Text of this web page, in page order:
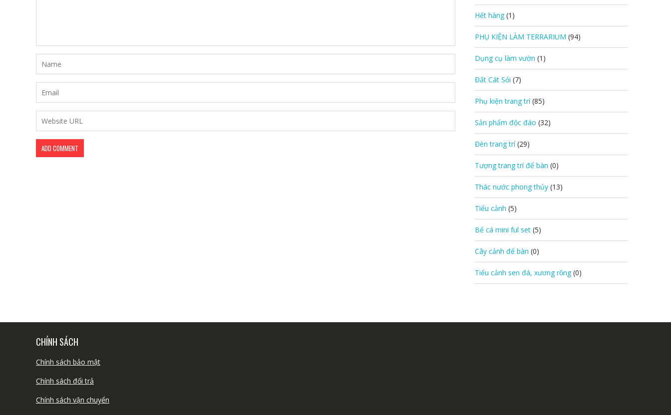
Hết hàng (1)
PHỤ KIỆN LÀM TERRARIUM (94)
Dụng cụ làm vườn (1)
Đất Cát Sỏi (7)
Phụ kiện trang trí (85)
Sản phẩm độc đáo (32)
Đèn trang trí (29)
Tượng trang trí để bàn (0)
Thác nước phong thủy (13)
Tiểu cảnh (5)
Bể cá mini ful set (5)
Cây cảnh để bàn (0)
Tiểu cảnh sen đá, xương rồng (0)
CHÍNH SÁCH
Chính sách bảo mật
Chính sách đổi trả
Chính sách vận chuyển